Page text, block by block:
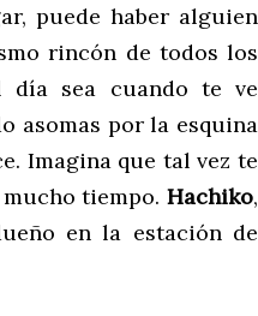
puede haber alguien
rincón de todos los
día sea cuando te ve
asomas por la esquina
Imagina que tal vez te
tiempo. Hachiko,
en la estación de